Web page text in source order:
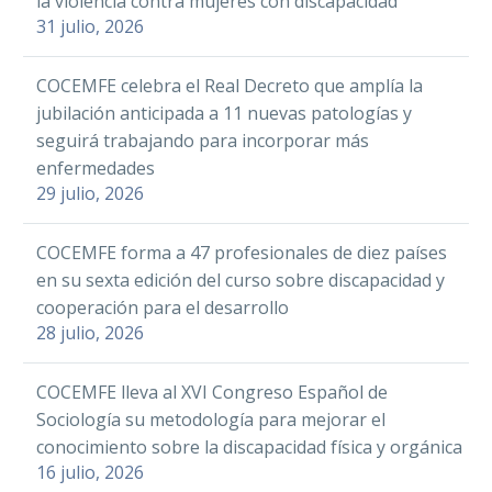
Orgánica (COCEMFE) ha
celebrado este jueves la
de…
LinkedIn
WhatsApp
EmailCompartir
Un total de 15
personas, ocho
siete sin
discapacidad,
protagonizarán
el I Reto por la
Facebook
Twitter
LinkedIn
WhatsApp
EmailCompartir
FAAM y su Fundación emplean a
Facebook
Twitter
LinkedIn
WhatsApp
EmailCompartir
La Federación Almeriense de
Asociaciones de Personas con
Discapacidad (FAAM), ha
continuado generando puestos
de trabajo durante el 2014. Lo…
Fundación COCEMFE
Facebook
Twitter
LinkedIn
WhatsApp
La Residencia de
Fundación COCEMFE, en
Madrid, ha celebrado San
Fermín con una fiesta,
13 Jul 2018
STOP FMF organiza los
talleres ‘Yo sí puedo’ para
empoderamiento de
mujeres pacientes y
cuidadoras
Facebook
Twitter
LinkedIn
WhatsApp
EmailCompartir
La Asociación Española de
Fiebre Mediterránea
directora de Salud
Pública para
mejorar la
atención sanitaria
17 Abr 2023
31 julio, 2026
COCEMFE celebra el Real Decreto que amplía la
jubilación anticipada a 11 nuevas patologías y
seguirá trabajando para incorporar más
enfermedades
29 julio, 2026
COCEMFE forma a 47 profesionales de diez países
en su sexta edición del curso sobre discapacidad y
cooperación para el desarrollo
28 julio, 2026
COCEMFE lleva al XVI Congreso Español de
Sociología su metodología para mejorar el
conocimiento sobre la discapacidad física y orgánica
16 julio, 2026